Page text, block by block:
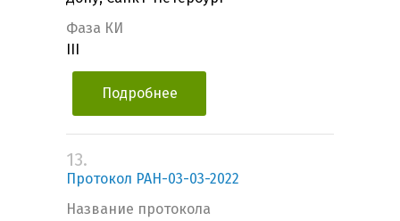
Фаза КИ
Подробнее
13.
Протокол РАН-03-03-2022
Название протокола